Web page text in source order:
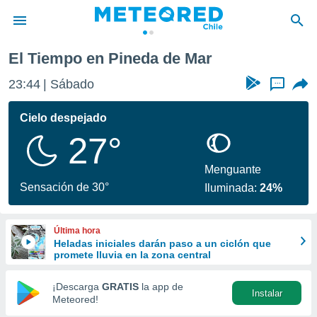
de
por
se
calidad.
a este
las
y
forma
digital
basada
El Tiempo en Pineda de Mar
23:44 Sábado ...
Cielo despejado
27°
Sensación de 30°
Menguante
Iluminada:24%
Última hora
Heladas iniciales darán paso a un ciclón que
promete lluvia en la zona central
¡Descarga GRATIS la app de
Meteored!
Instalar